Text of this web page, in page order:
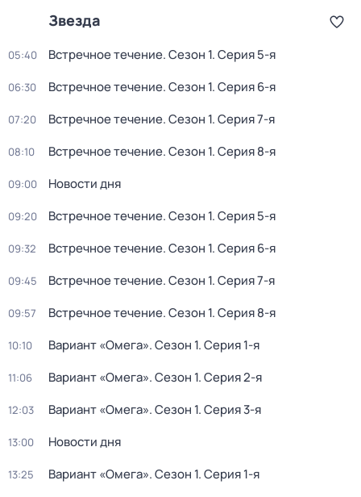
Звезда
05:40 Встречное течение. Сезон 1. Серия 5-я
06:30 Встречное течение. Сезон 1. Серия 6-я
07:20 Встречное течение. Сезон 1. Серия 7-я
08:10 Встречное течение. Сезон 1. Серия 8-я
09:00 Новости дня
09:20 Встречное течение. Сезон 1. Серия 5-я
09:32 Встречное течение. Сезон 1. Серия 6-я
09:45 Встречное течение. Сезон 1. Серия 7-я
09:57 Встречное течение. Сезон 1. Серия 8-я
10:10 Вариант «Омега». Сезон 1. Серия 1-я
11:06 Вариант «Омега». Сезон 1. Серия 2-я
12:03 Вариант «Омега». Сезон 1. Серия 3-я
13:00 Новости дня
13:25 Вариант «Омега». Сезон 1. Серия 1-я